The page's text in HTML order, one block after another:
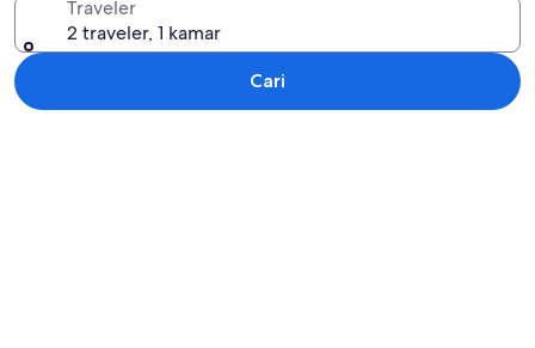
Traveler
2 traveler, 1 kamar
Cari